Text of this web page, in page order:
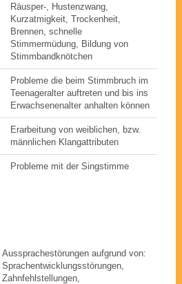
Räusper-, Hustenzwang,
Kurzatmigkeit, Trockenheit,
Brennen, schnelle
Stimmermüdung, Bildung von
Stimmbandknötchen
Probleme die beim Stimmbruch im
Teenageralter auftreten und bis ins
Erwachsenenalter anhalten können
Erarbeitung von weiblichen, bzw.
männlichen Klangattributen
Probleme mit der Singstimme
Aussprachestörungen aufgrund von:
Sprachentwicklungsstörungen,
Zahnfehlstellungen,